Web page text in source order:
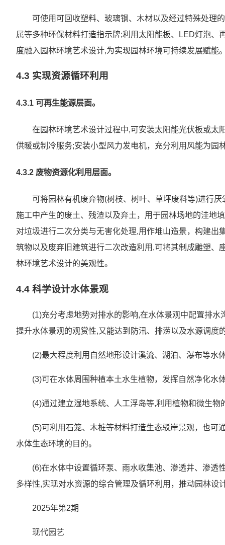
可使用可回收塑料、玻璃钢、木材以及经过特殊处理
属等多种环保材料打造指示牌;利用太阳能板、LED灯泡
度融入园林环境艺术设计,为实现园林环境可持续发展赋能
4.3 实现资源循环利用
4.3.1 可再生能源层面。
在园林环境艺术设计过程中,可安装太阳能光伏板或太
供暖或制冷服务;安装小型风力发电机，充分利用风能为园
4.3.2 废物资源化利用层面。
可将园林有机废弃物(树枝、树叶、草坪废料等)进行
施工中产生的废土、残渣以及弃土，用于园林场地的洼地
对垃圾进行二次分类与无害化处理,用作堆山造景，构建
筑物以及废弃旧建筑进行二次改造利用,可将其制成雕塑
林环境艺术设计的美观性。
4.4 科学设计水体景观
(1)充分考虑地势对排水的影响,在水体景观中配置排
提升水体景观的观赏性,又能达到防汛、排涝以及水源调度
(2)最大程度利用自然地形设计溪流、湖泊、瀑布等水
(3)可在水体周围种植本土水生植物，发挥自然净化水
(4)通过建立湿地系统、人工浮岛等,利用植物和微生物
(5)可利用石笼、木桩等材料打造生态驳岸景观，也可
水体生态环境的目的。
(6)在水体中设置循环泵、雨水收集池、渗透井、渗透
多样性,实现对水资源的综合管理及循环利用，推动园林设
2025年第2期
现代园艺